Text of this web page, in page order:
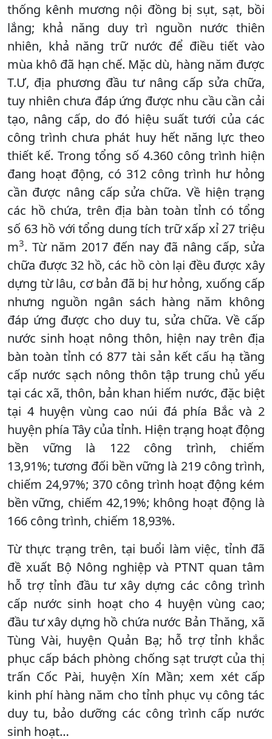
thống kênh mương nội đồng bị sụt, sạt, bồi
lắng; khả năng duy trì nguồn nước thiên
nhiên, khả năng trữ nước để điều tiết vào
mùa khô đã hạn chế. Mặc dù, hàng năm được
T.Ư, địa phương đầu tư nâng cấp sửa chữa,
tuy nhiên chưa đáp ứng được nhu cầu cần cải
tạo, nâng cấp, do đó hiệu suất tưới của các
công trình chưa phát huy hết năng lực theo
thiết kế. Trong tổng số 4.360 công trình hiện
đang hoạt động, có 312 công trình hư hỏng
cần được nâng cấp sửa chữa. Về hiện trạng
các hồ chứa, trên địa bàn toàn tỉnh có tổng
số 63 hồ với tổng dung tích trữ xấp xỉ 27 triệu
m3. Từ năm 2017 đến nay đã nâng cấp, sửa
chữa được 32 hồ, các hồ còn lại đều được xây
dựng từ lâu, cơ bản đã bị hư hỏng, xuống cấp
nhưng nguồn ngân sách hàng năm không
đáp ứng được cho duy tu, sửa chữa. Về cấp
nước sinh hoạt nông thôn, hiện nay trên địa
bàn toàn tỉnh có 877 tài sản kết cấu hạ tầng
cấp nước sạch nông thôn tập trung chủ yếu
tại các xã, thôn, bản khan hiếm nước, đặc biệt
tại 4 huyện vùng cao núi đá phía Bắc và 2
huyện phía Tây của tỉnh. Hiện trạng hoạt động
bền vững là 122 công trình, chiếm
13,91%; tương đối bền vững là 219 công trình,
chiếm 24,97%; 370 công trình hoạt động kém
bền vững, chiếm 42,19%; không hoạt động là
166 công trình, chiếm 18,93%.
Từ thực trạng trên, tại buổi làm việc, tỉnh đã
đề xuất Bộ Nông nghiệp và PTNT quan tâm
hỗ trợ tỉnh đầu tư xây dựng các công trình
cấp nước sinh hoạt cho 4 huyện vùng cao;
đầu tư xây dựng hồ chứa nước Bản Thăng, xã
Tùng Vài, huyện Quản Bạ; hỗ trợ tỉnh khắc
phục cấp bách phòng chống sạt trượt của thị
trấn Cốc Pài, huyện Xín Mần; xem xét cấp
kinh phí hàng năm cho tỉnh phục vụ công tác
duy tu, bảo dưỡng các công trình cấp nước
sinh hoạt…